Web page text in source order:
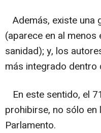
Además, existe una
(aparece en al
sanidad); y, los
más integrado dentro
En este sentido, el
prohibirse, no sólo
Parlamento.